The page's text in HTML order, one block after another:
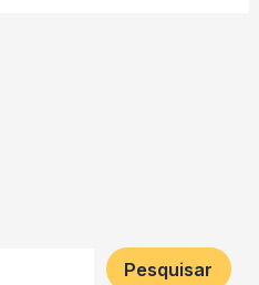
Pesquisar